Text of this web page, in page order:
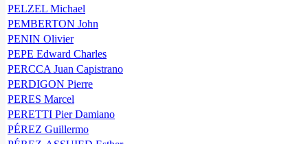
PELZEL Michael
PEMBERTON John
PENIN Olivier
PEPE Edward Charles
PERCCA Juan Capistrano
PERDIGON Pierre
PERES Marcel
PERETTI Pier Damiano
PÉREZ Guillermo